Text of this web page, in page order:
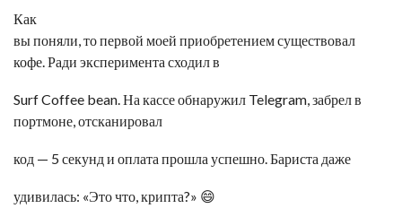
Как
вы поняли, то первой моей приобретением существовал
кофе. Ради эксперимента сходил в
Surf Coffee bean. На кассе обнаружил Telegram, забрел в
портмоне, отсканировал
код — 5 секунд и оплата прошла успешно. Бариста даже
удивилась: «Это что, крипта?» 😄